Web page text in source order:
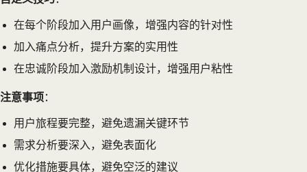
在每个阶段加入用户画像，增强内容的针对性
加入痛点分析，提升方案的实用性
在忠诚阶段加入激励机制设计，增强用户粘性
注意事项 ：
用户旅程要完整，避免遗漏关键环节
需求分析要深入，避免表面化
优化措施要具体，避免空泛的建议